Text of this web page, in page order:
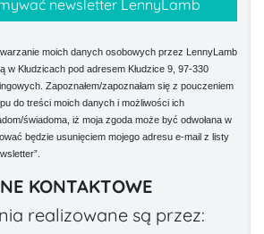
moich danych osobowych przez LennyLamb
w Kłudzicach pod adresem Kłudzice 9, 97-330
Zapoznałem/zapoznałam się z pouczeniem
do treści moich danych i możliwości ich
świadoma, iż moja zgoda może być odwołana w
będzie usunięciem mojego adresu e-mail z listy
KONTAKTOWE
realizowane są przez: